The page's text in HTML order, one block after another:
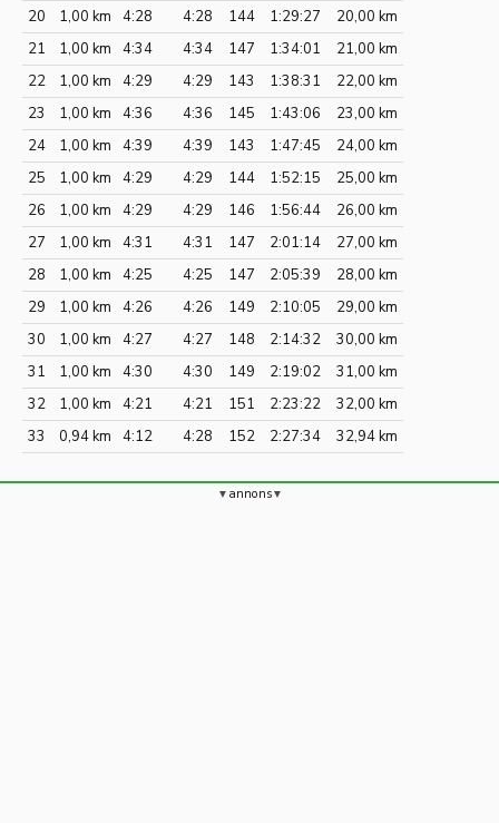
20
1,00 km 4:28 4:28 144 1:29:27
20,00 km
21
1,00 km 4:34 4:34 147 1:34:01
21,00 km
22
1,00 km 4:29 4:29 143 1:38:31
22,00 km
23
1,00 km 4:36 4:36 145 1:43:06
23,00 km
24
1,00 km 4:39 4:39 143 1:47:45
24,00 km
25
1,00 km 4:29 4:29 144 1:52:15
25,00 km
26
1,00 km 4:29 4:29 146 1:56:44
26,00 km
27
1,00 km 4:31 4:31 147 2:01:14
27,00 km
28
1,00 km 4:25 4:25 147 2:05:39
28,00 km
29
1,00 km 4:26 4:26 149 2:10:05
29,00 km
30
1,00 km 4:27 4:27 148 2:14:32
30,00 km
31
1,00 km 4:30 4:30 149 2:19:02
31,00 km
32
1,00 km 4:21 4:21 151 2:23:22
32,00 km
33
0,94 km 4:12 4:28 152 2:27:34 32,94 km
annons